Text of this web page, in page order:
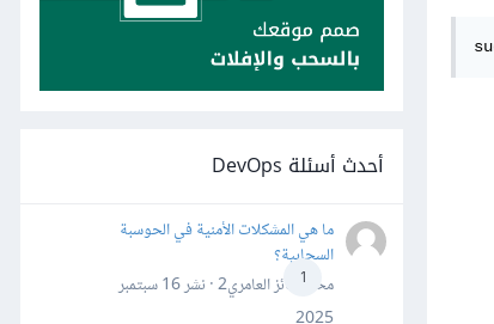
أحدث أسئلة DevOps
1
ما هي المشكلات الأمنية في الحوسبة
السحابية؟
محمد فائز العامري2 · نشر
16 سبتمبر